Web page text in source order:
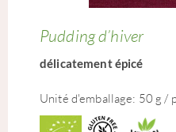
Pudding d’hiver
délicatement épicé
Unité d'emballage: 50 g /